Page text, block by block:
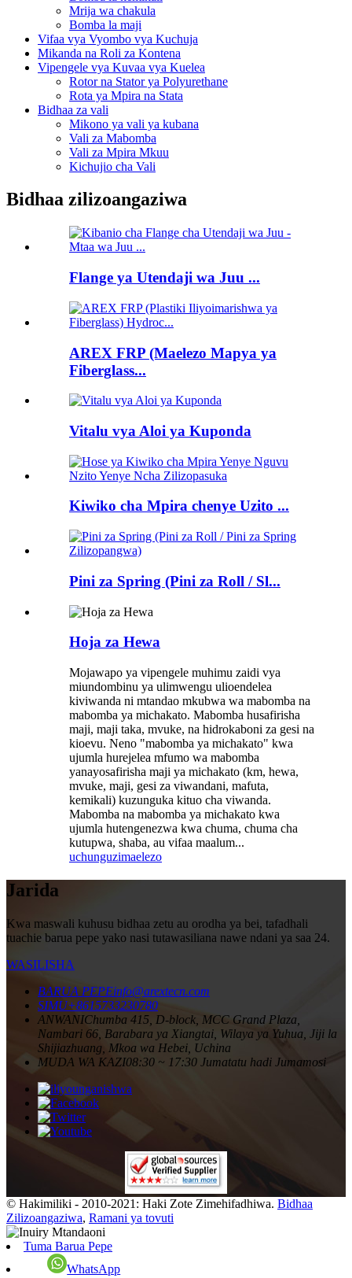
Mrija wa chakula
Bomba la maji
Vifaa vya Vyombo vya Kuchuja
Mikanda na Roli za Kontena
Vipengele vya Kuvaa vya Kuelea
Rotor na Stator ya Polyurethane
Rota ya Mpira na Stata
Bidhaa za vali
Mikono ya vali ya kubana
Vali za Mabomba
Vali za Mpira Mkuu
Kichujio cha Vali
Bidhaa zilizoangaziwa
Flange ya Utendaji wa Juu ...
AREX FRP (Maelezo Mapya ya
Fiberglass...
Vitalu vya Aloi ya Kuponda
Kiwiko cha Mpira chenye Uzito ...
Pini za Spring (Pini za Roll / Sl...
Hoja za Hewa
Mojawapo ya vipengele muhimu zaidi vya
miundombinu ya ulimwengu ulioendelea
kiviwanda ni mtandao mkubwa wa mabomba na
mabomba ya michakato. Mabomba husafirisha
maji, maji taka, mvuke, na hidrokaboni za gesi na
kioevu. Neno "mabomba ya michakato" kwa
ujumla hurejelea mfumo wa mabomba
yanayosafirisha maji ya michakato (km, hewa,
mvuke, maji, gesi za viwandani, mafuta,
kemikali) kuzunguka kituo cha viwanda.
Mabomba na mabomba ya michakato kwa
ujumla hutengenezwa kwa chuma, chuma cha
kutupwa, shaba, au vifaa maalum...
uchunguzimaelezo
Jarida
Kwa maswali kuhusu bidhaa zetu au orodha ya bei, tafadhali
tuachie barua pepe yako nasi tutawasiliana nawe ndani ya saa 24.
WASILISHA
BARUA PEPEinfo@arextecn.com
SIMU+8615733230780
ANWANIChumba 415, D-block, MCC Grand Plaza,
Nambari 66, Barabara ya Xiangtai, Wilaya ya Yuhua, Jiji la
Shijiazhuang, Mkoa wa Hebei, Uchina
MUDA WA KAZI08:30 ~ 17:30 Jumatatu hadi Jumamosi
© Hakimiliki - 2010-2021: Haki Zote Zimehifadhiwa. Bidhaa
Zilizoangaziwa, Ramani ya tovuti
Tuma Barua Pepe
WhatsApp